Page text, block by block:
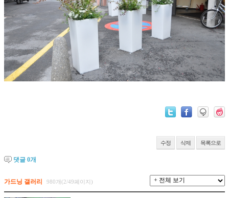
수정 삭제 목록으로
댓글 0개
가드닝 갤러리 980개(2/49페이지)